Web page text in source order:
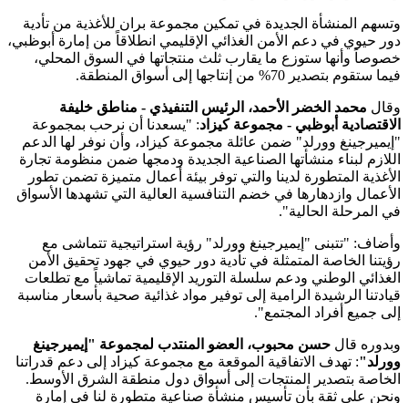
المنشأة الجديدة في تمكين مجموعة بران للأغذية من تأدية
حيوي في دعم الأمن الغذائي الإقليمي انطلاقاً من إمارة أبوظبي،
وأنها ستوزع ما يقارب ثلث منتجاتها في السوق المحلي،
ستقوم بتصدير 70% من إنتاجها إلى أسواق المنطقة.
محمد الخضر الأحمد، الرئيس التنفيذي - مناطق خليفة
أبوظبي - مجموعة كيزاد: "يسعدنا أن نرحب بمجموعة
وورلد" ضمن عائلة مجموعة كيزاد، وأن نوفر لها الدعم
لبناء منشأتها الصناعية الجديدة ودمجها ضمن منظومة تجارة
المتطورة لدينا والتي توفر بيئة أعمال متميزة تضمن تطور
وازدهارها في خضم التنافسية العالية التي تشهدها الأسواق
المرحلة الحالية".
"تتبنى "إيميرجينغ وورلد" رؤية استراتيجية تتماشى مع
الخاصة المتمثلة في تأدية دور حيوي في جهود تحقيق الأمن
الوطني ودعم سلسلة التوريد الإقليمية تماشياً مع تطلعات
الرشيدة الرامية إلى توفير مواد غذائية صحية بأسعار مناسبة
جميع أفراد المجتمع".
قالحسن محبوب، العضو المنتدب لمجموعة "إيميرجينغ
: تهدف الاتفاقية الموقعة مع مجموعة كيزاد إلى دعم قدراتنا
بتصدير المنتجات إلى أسواق دول منطقة الشرق الأوسط.
على ثقة بأن تأسيس منشأة صناعية متطورة لنا في إمارة